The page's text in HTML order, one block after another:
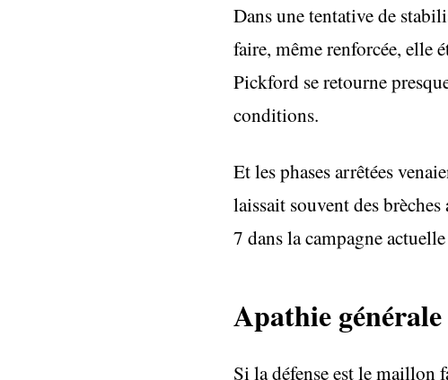
Dans une tentative de
faire, même renforcée, elle
Pickford se retourne
conditions.
Et les phases arrêtées
laissait souvent des
7 dans la campagne
Apathie générale
Si la défense est le maillon